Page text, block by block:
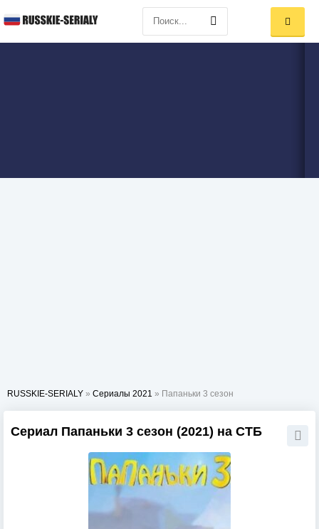
RUSSKIE-SERIALY » Сериалы 2021 » Папаньки 3 сезон
Сериал Папаньки 3 сезон (2021) на СТБ